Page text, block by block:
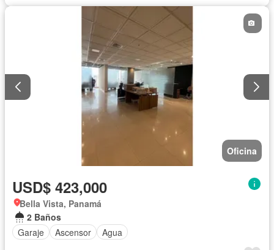
Oficina
USD$ 423,000
Bella Vista, Panamá
2 Baños
Garaje
Ascensor Agua